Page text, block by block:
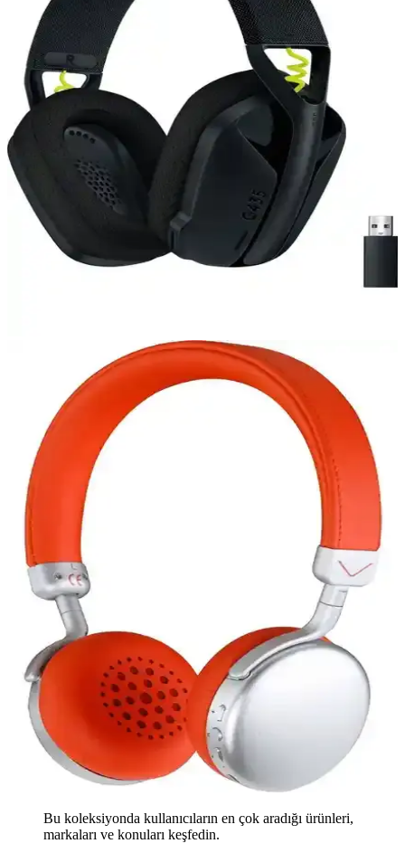
Bu koleksiyonda kullanıcıların en çok aradığı ürünleri,
markaları ve konuları keşfedin.